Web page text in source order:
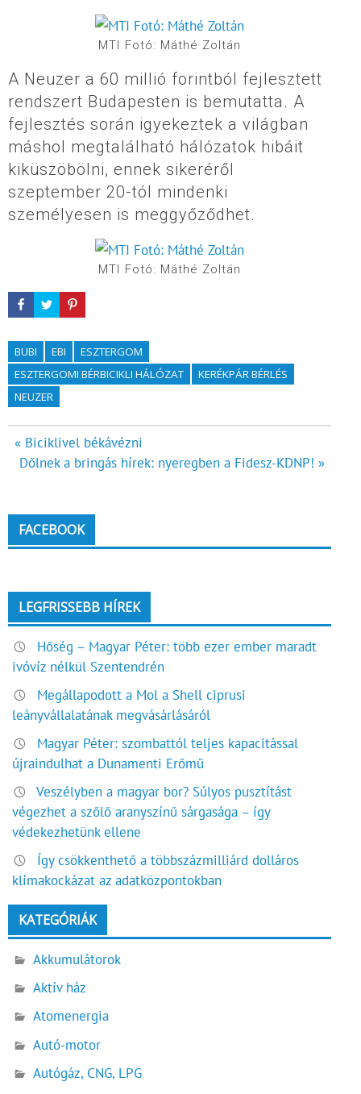
MTI Fotó: Máthé Zoltán
A Neuzer a 60 millió forintból fejlesztett
rendszert Budapesten is bemutatta. A
fejlesztés során igyekeztek a világban
máshol megtalálható hálózatok hibáit
kiküszöbölni, ennek sikeréről
szeptember 20-tól mindenki
személyesen is meggyőződhet.
MTI Fotó: Máthé Zoltán
BUBI EBI
ESZTERGOM
ESZTERGOMI BÉRBICIKLI HÁLÓZAT
KERÉKPÁR BÉRLÉS
NEUZER
Bejegyzés
navigáció
« Biciklivel békávézni
Dőlnek a bringás hírek: nyeregben a Fidesz-KDNP! »
FACEBOOK
LEGFRISSEBB HÍREK
Hőség – Magyar Péter: több ezer ember maradt
ivóvíz nélkül Szentendrén
Megállapodott a Mol a Shell ciprusi
leányvállalatának megvásárlásáról
Magyar Péter: szombattól teljes kapacitással
újraindulhat a Dunamenti Erőmű
Veszélyben a magyar bor? Súlyos pusztítást
végezhet a szőlő aranyszínű sárgasága – így
védekezhetünk ellene
Így csökkenthető a többszázmilliárd dolláros
klímakockázat az adatközpontokban
KATEGÓRIÁK
Akkumulátorok
Aktív ház
Atomenergia
Autó-motor
Autógáz, CNG, LPG